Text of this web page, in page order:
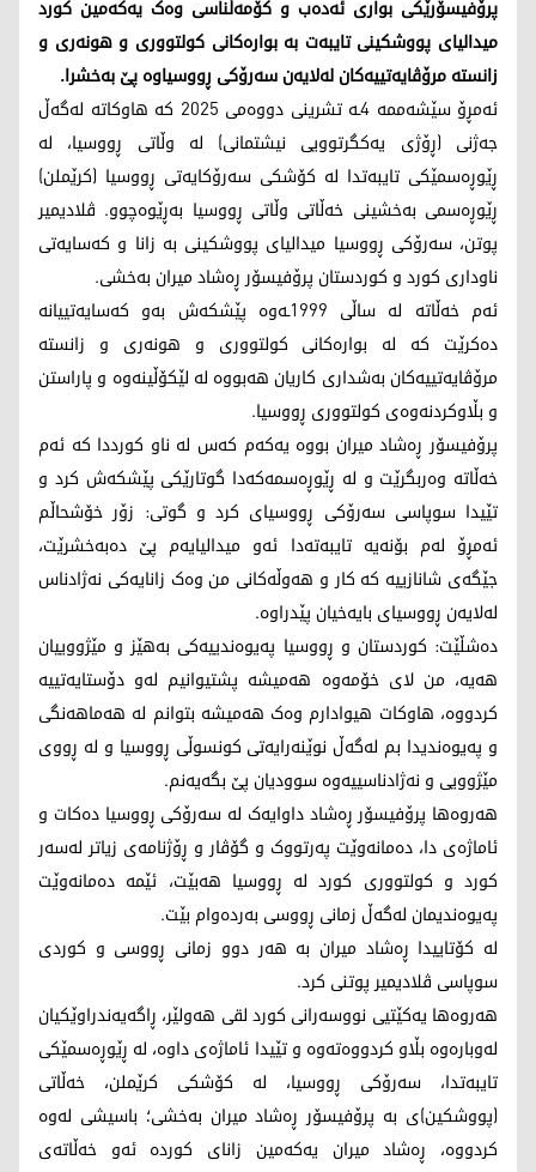
‏‎پرۆفیسۆرێکی بواری ئەدەب و کۆمەڵناسی وەک یەکەمین کورد
میدالیای پووشکینی تایبەت بە بوارەکانی کولتووری و هونەری و
زانستە مرۆڤایەتییەکان لەلایەن سەرۆکی ڕووسیاوە پێ بەخشرا.
ئەمڕۆ سێشەممە 4ـە تشرینی دووەمی 2025 کە هاوکاتە لەگەڵ
جەژنی (ڕۆژی یەکگرتوویی نیشتمانی) لە وڵاتی ڕووسیا، لە
ڕێوڕەسمێکی تایبەتدا لە کۆشکی سەرۆکایەتی ڕووسیا (کرێملن)
ڕێوڕەسمی بەخشینی خەڵاتی وڵاتی ڕووسیا بەڕێوەچوو. ڤلادیمیر
پوتن، سەرۆکی ڕووسیا میدالیای پووشکینی بە زانا و کەسایەتی
ناوداری کورد و کوردستان پرۆفیسۆر ڕەشاد میران بەخشی.
ئەم خەڵاتە لە ساڵی 1999ـەوە پێشکەش بەو کەسایەتییانە
دەکرێت کە لە بوارەکانی کولتووری و هونەری و زانستە
مرۆڤایەتییەکان بەشداری کاریان هەبووە لە لێکۆڵینەوە و پاراستن
و بڵاوکردنەوەی کولتووری ڕووسیا.
پرۆفیسۆر ڕەشاد میران بووە یەکەم کەس لە ناو کورددا کە ئەم
خەڵاتە وەربگرێت و لە ڕێوڕەسمەکەدا گوتارێکی پێشکەش کرد و
تێیدا سوپاسی سەرۆکی ڕووسیای کرد و گوتی: زۆر خۆشحاڵم
ئەمڕۆ لەم بۆنەیە تایبەتەدا ئەو میدالیایەم پێ دەبەخشرێت،
جێگەی شانازییە کە کار و هەوڵەکانی من وەک زانایەکی نەژادناس
لەلایەن ڕووسیای بایەخیان پێدراوە.
دەشڵێت: کوردستان و ڕووسیا پەیوەندییەکی بەهێز و مێژووییان
هەیە، من لای خۆمەوە هەمیشە پشتیوانیم لەو دۆستایەتییە
کردووە، هاوکات هیوادارم وەک هەمیشە بتوانم لە هەماهەنگی
و پەیوەندیدا بم لەگەڵ نوێنەرایەتی کونسوڵی ڕووسیا و لە ڕووی
مێژوویی و نەژادناسییەوە سوودیان پێ بگەیەنم.
هەروەها پرۆفیسۆر ڕەشاد داوایەک لە سەرۆکی ڕووسیا دەکات و
ئاماژەی دا، دەمانەوێت پەرتووک و گۆڤار و ڕۆژنامەی زیاتر لەسەر
کورد و کولتووری کورد لە ڕووسیا هەبێت، ئێمە دەمانەوێت
پەیوەندیمان لەگەڵ زمانی ڕووسی بەردەوام بێت.
لە کۆتاییدا ڕەشاد میران بە هەر دوو زمانی ڕووسی و کوردی
سوپاسی ڤلادیمیر پوتنی کرد.
هەروەها یەکێتیی نووسەرانی کورد لقی هەولێر، ڕاگەیەندراوێکیان
لەوبارەوە بڵاو کردووەتەوە و تێیدا ئاماژەی داوە، لە ڕێوڕەسمێکی
تایبەتدا، سەرۆکی ڕووسیا، لە کۆشکی کرێملن، خەڵاتی
(پووشکین)ی بە پرۆفیسۆر ڕەشاد میران بەخشی؛ باسیشی لەوە
کردووە، ڕەشاد میران یەکەمین زانای کوردە ئەو خەڵاتەی